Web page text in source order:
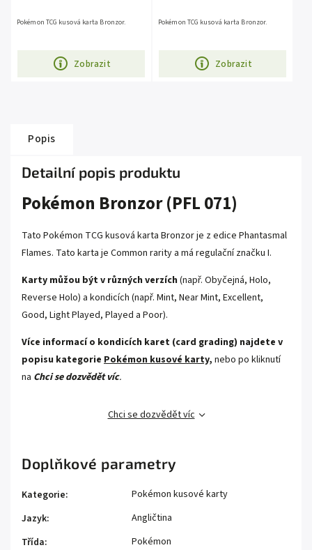
Zobrazit
Pokémon TCG kusová karta Bronzor.
Zobrazit
Pokémon TCG kusová karta Bronzor.
Popis
Detailní popis produktu
Pokémon Bronzor (PFL 071)
Tato Pokémon TCG kusová karta Bronzor je z edice Phantasmal
Flames. Tato karta je Common rarity a má regulační značku I.
Karty můžou být v různých verzích (např. Obyčejná, Holo,
Reverse Holo) a kondicích (např. Mint, Near Mint, Excellent,
Good, Light Played, Played a Poor).
Více informací o kondicích karet (card grading) najdete v
popisu kategorie Pokémon kusové karty, nebo po kliknutí
na Chci se dozvědět víc.
Chci se dozvědět víc
Doplňkové parametry
Kategorie:
Pokémon kusové karty
Jazyk:
Angličtina
Třída:
Pokémon